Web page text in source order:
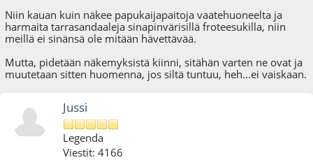
Niin kauan kuin näkee papukaijapaitoja vaatehuoneelta ja
harmaita tarrasandaaleja sinapinvärisillä froteesukilla, niin
meillä ei sinänsä ole mitään hävettävää.
Mutta, pidetään näkemyksistä kiinni, sitähän varten ne ovat ja
muutetaan sitten huomenna, jos siltä tuntuu, heh...ei vaiskaan.
Jussi
Legenda
Viestit: 4166